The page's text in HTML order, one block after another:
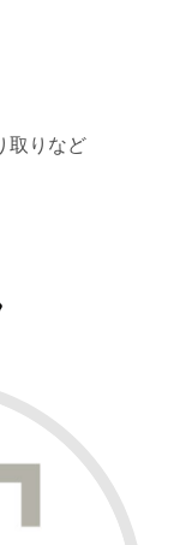
取りなど